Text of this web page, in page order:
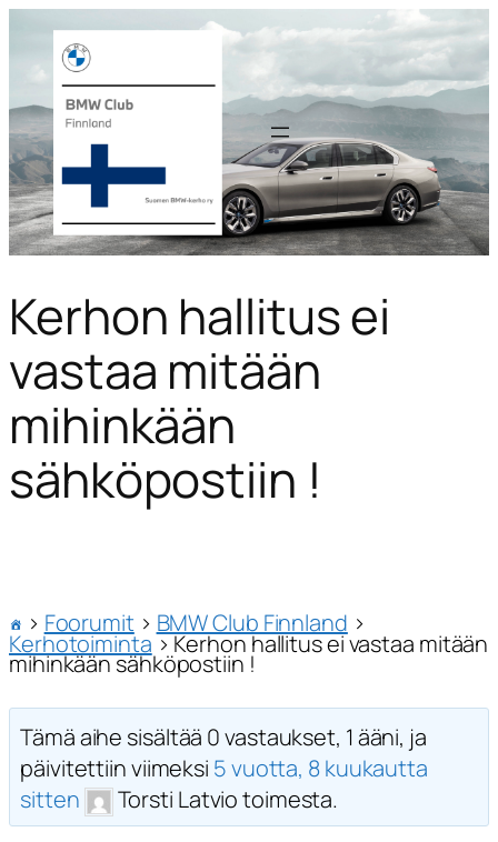
Kerhon hallitus ei
vastaa mitään
mihinkään
sähköpostiin !
› Foorumit › BMW Club Finnland ›
Kerhotoiminta›Kerhon hallitus ei vastaa mitään
mihinkään sähköpostiin !
Tämä aihe sisältää 0 vastaukset, 1 ääni, ja
päivitettiin viimeksi 5 vuotta, 8 kuukautta
sitten
Torsti Latvio toimesta.